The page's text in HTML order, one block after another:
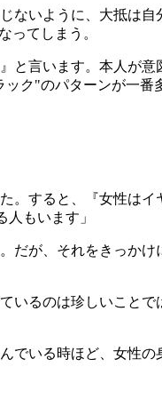
ないように、大抵は自
ってしまう。
』と言います。本人が
ク"のパターンが一番
。すると、『女性は
もいます」
だが、それをきっか
いるのは珍しいこと
でいる時ほど、女性